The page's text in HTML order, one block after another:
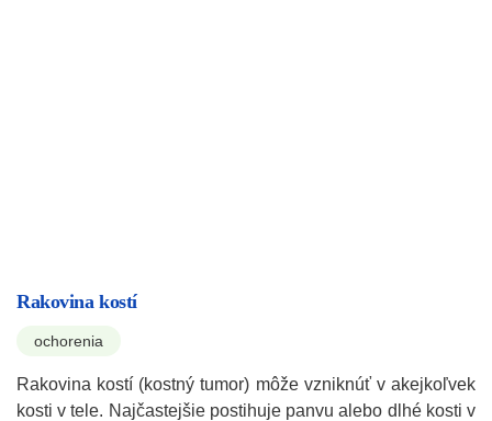
Rakovina kostí
ochorenia
Rakovina kostí (kostný tumor) môže vzniknúť v akejkoľvek
kosti v tele. Najčastejšie postihuje panvu alebo dlhé kosti v